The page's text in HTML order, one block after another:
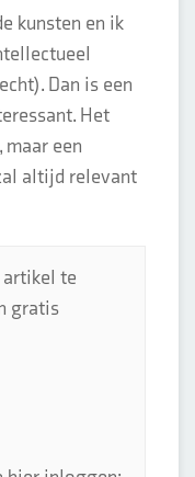
kunsten en ik
Dan is een
Het
een
altijd relevant
artikel te
gratis